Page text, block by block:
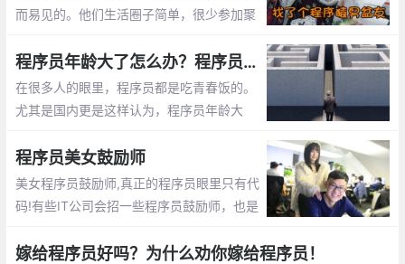
而易见的。他们生活圈子简单，很少参加聚
码的路上。这篇文章告诉你怎么撩程序员程序员年龄大了怎么办？程序员年龄大了的出路
在很多人的眼里，程序员都是吃青春饭的。
尤其是国内更是这样认为，程序员年龄大
担心以后的出路了。那么未来大龄程序员的
出路在哪呢？
程序员美女鼓励师
美女程序员鼓励师,真正的程序员眼里只有代
码!有些IT公司会招一些程序员鼓励师，也是
程序员鼓励师的作用，她们总是能激发程序
嫁给程序员好吗？为什么劝你嫁给程序员！